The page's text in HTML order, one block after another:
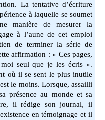
La tentative d’écriture
à laquelle se soumet
manière de mesurer la
à l’aune de cet emploi
de terminer la série de
affirmation : « Ces pages,
seul que je les écris ».
où il se sent le plus inutile
le moins. Lorsque, assailli
présence au monde et sa
il rédige son journal, il
en témoignage et il